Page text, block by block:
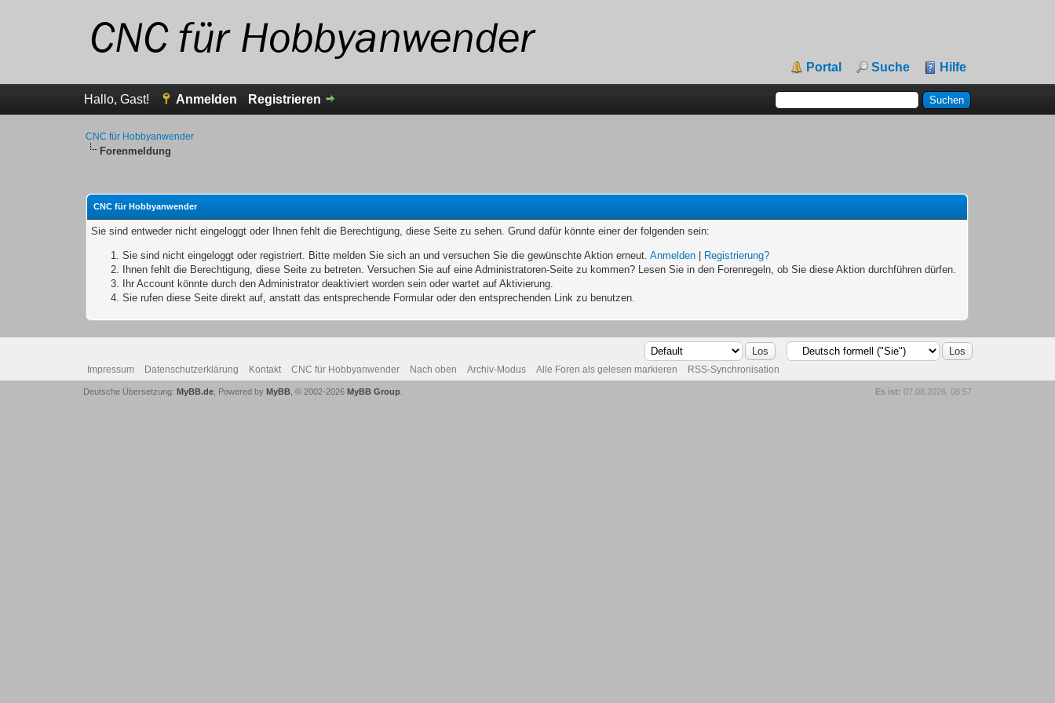
Portal Suche Hilfe
Hallo, Gast! Anmelden Registrieren
CNC für Hobbyanwender
Forenmeldung
CNC für Hobbyanwender
Sie sind entweder nicht eingeloggt oder Ihnen fehlt die Berechtigung, diese Seite zu sehen. Grund dafür könnte einer der folgenden sein:
Sie sind nicht eingeloggt oder registriert. Bitte melden Sie sich an und versuchen Sie die gewünschte Aktion erneut.Anmelden
Registrierung?
Ihnen fehlt die Berechtigung, diese Seite zu betreten. Versuchen Sie auf eine Administratoren-Seite zu kommen? Lesen Sie in den Forenregeln, ob Sie diese Aktion durchführen dürfen.
Ihr Account könnte durch den Administrator deaktiviert worden sein oder wartet auf Aktivierung.
Sie rufen diese Seite direkt auf, anstatt das entsprechende Formular oder den entsprechenden Link zu benutzen.
Impressum Datenschutzerklärung Kontakt CNC für Hobbyanwender Nach oben Archiv-Modus Alle Foren als gelesen markieren RSS-Synchronisation
Es ist: 07.08.2026, 08:57
Deutsche Übersetzung: MyBB.de, Powered by MyBB, © 2002-2026 MyBB Group.